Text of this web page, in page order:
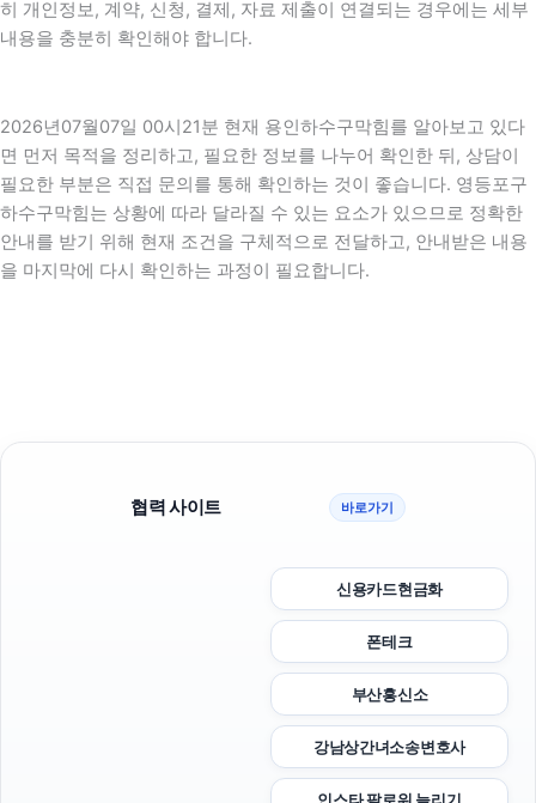
히 개인정보, 계약, 신청, 결제, 자료 제출이 연결되는 경우에는 세부
내용을 충분히 확인해야 합니다.
2026년07월07일 00시21분 현재 용인하수구막힘를 알아보고 있다
면 먼저 목적을 정리하고, 필요한 정보를 나누어 확인한 뒤, 상담이
필요한 부분은 직접 문의를 통해 확인하는 것이 좋습니다. 영등포구
하수구막힘는 상황에 따라 달라질 수 있는 요소가 있으므로 정확한
안내를 받기 위해 현재 조건을 구체적으로 전달하고, 안내받은 내용
을 마지막에 다시 확인하는 과정이 필요합니다.
협력 사이트 바로가기
신용카드현금화
폰테크
부산흥신소
강남상간녀소송변호사